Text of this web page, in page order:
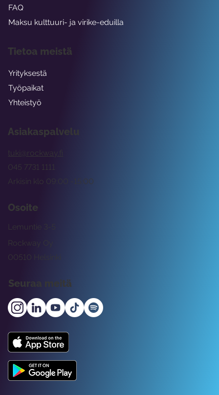
Asiakaspalvelu
tuki@rockway.fi
Arkisin klo 09:00 -15:00
045 7731 1111
Osoite
Rockway Oy
Lemuntie 3-5
00510 Helsinki
Seuraa meitä
FAQ
Maksu kulttuuri- ja virike-eduilla
Tietoa meistä
Yrityksestä
Työpaikat
Yhteistyö